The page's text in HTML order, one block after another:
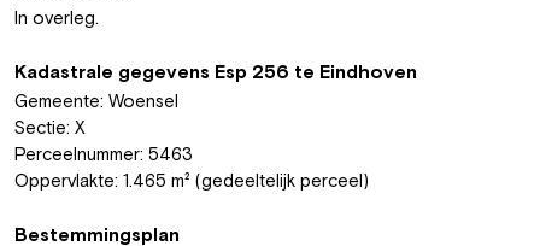
In overleg.
Kadastrale gegevens Esp 256 te Eindhoven
Gemeente: Woensel
Sectie: X
Perceelnummer: 5463
Oppervlakte: 1.465 m² (gedeeltelijk perceel)
Bestemmingsplan